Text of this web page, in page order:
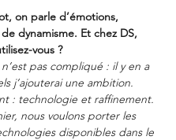
on parle d’émotions,
dynamisme. Et chez DS,
vous ?
pas compliqué : il y en a
j’ajouterai une ambition.
: technologie et raffinement.
nous voulons porter les
disponibles dans le